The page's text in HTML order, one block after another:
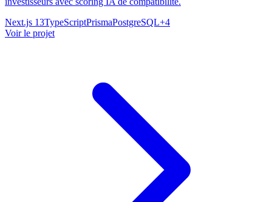
Next.js 13TypeScriptPrismaPostgreSQL+4
Voir le projet